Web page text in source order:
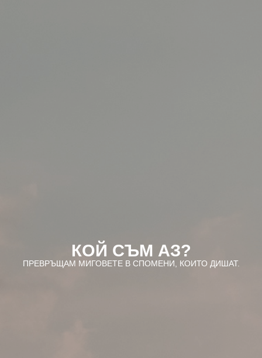
КОЙ СЪМ АЗ?
ПРЕВРЪЩАМ МИГОВЕТЕ В СПОМЕНИ, КОИТО ДИШАТ.